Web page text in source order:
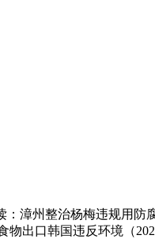
漳州整治杨梅违规用防
物出口韩国违反环境（